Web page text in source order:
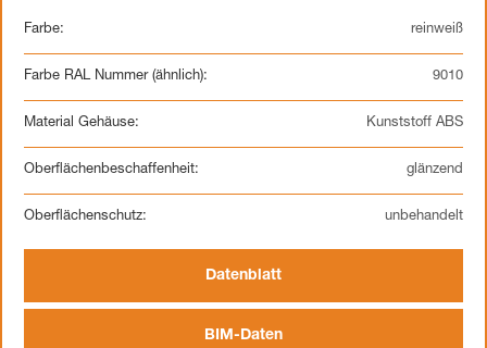
Farbe: reinweiß
Farbe RAL Nummer (ähnlich): 9010
Material Gehäuse: Kunststoff ABS
Oberflächenbeschaffenheit: glänzend
Oberflächenschutz: unbehandelt
Datenblatt
BIM-Daten